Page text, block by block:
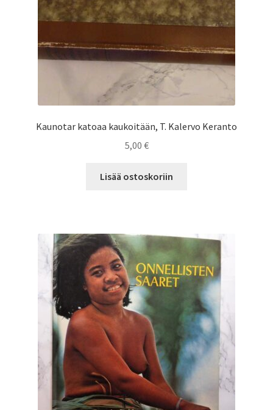
Kaunotar katoaa kaukoitään, T. Kalervo Keranto
5,00 €
Lisää ostoskoriin